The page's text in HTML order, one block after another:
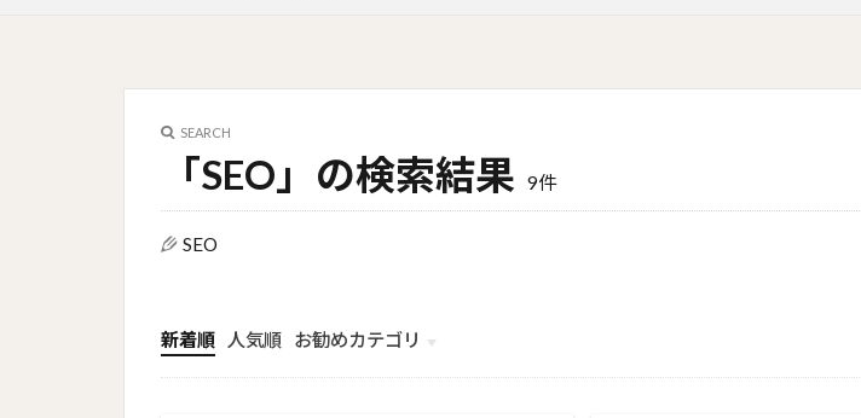
SEARCH
「SEO」の検索結果 9件
SEO
新着順 人気順
お勧めカテゴリ
トップメニュー
ソーシャルリンクメニュー
コンサルタント